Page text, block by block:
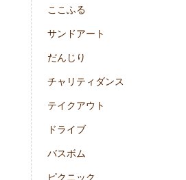
ここふる
サンドアート
だんじり
チャリティダンス
テイクアウト
ドライブ
バスボム
ピクニック